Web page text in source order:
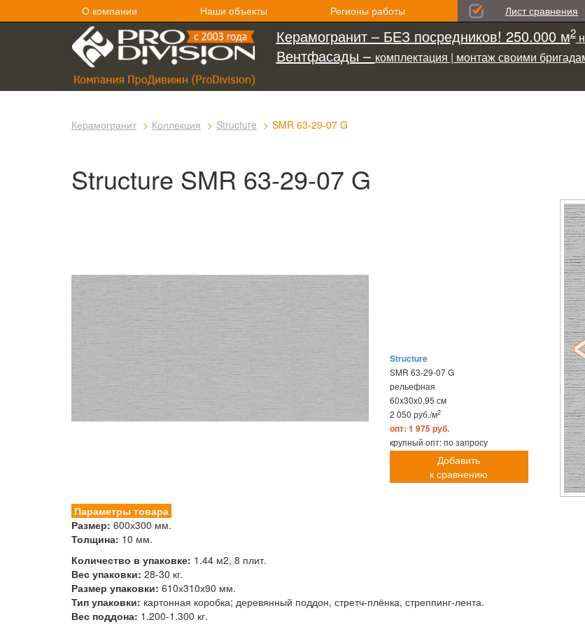
О компании Наши объекты Регионы работы Лист сравнения
Керамогранит – БЕЗ посредников! 250.000 м2
Вентфасады – комплектация | монтаж своими
Керамогранит Коллекция Structure SMR 63-29-07 G
Structure SMR 63-29-07 G
Structure
SMR 63-29-07 G
рельефная
60x30x0,95 см
2 050 руб./м2
опт: 1 975 руб.
крупный опт: по запросу
Добавить
к сравнению
Параметры товара
Размер: 600х300 мм.
Толщина: 10 мм.
Количество в упаковке: 1.44 м2, 8 плит.
Вес упаковки: 28-30 кг.
Размер упаковки: 610х310х90 мм.
Тип упаковки: картонная коробка; деревянный поддон, стретч-плёнка, стреппинг-лента.
Вес поддона: 1.200-1.300 кг.